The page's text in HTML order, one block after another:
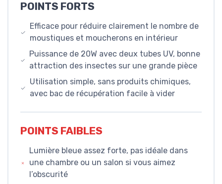
POINTS FORTS
Efficace pour réduire clairement le nombre de
moustiques et moucherons en intérieur
Puissance de 20W avec deux tubes UV, bonne
attraction des insectes sur une grande pièce
Utilisation simple, sans produits chimiques,
avec bac de récupération facile à vider
POINTS FAIBLES
Lumière bleue assez forte, pas idéale dans
une chambre ou un salon si vous aimez
l’obscurité